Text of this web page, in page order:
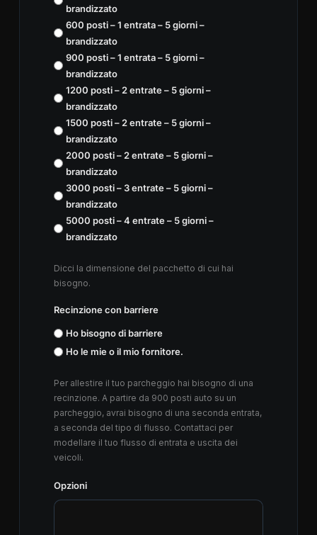
brandizzato
600 posti – 1 entrata – 5 giorni –
brandizzato
900 posti – 1 entrata – 5 giorni –
brandizzato
1200 posti – 2 entrate – 5 giorni –
brandizzato
1500 posti – 2 entrate – 5 giorni –
brandizzato
2000 posti – 2 entrate – 5 giorni –
brandizzato
3000 posti – 3 entrate – 5 giorni –
brandizzato
5000 posti – 4 entrate – 5 giorni –
brandizzato
Dicci la dimensione del pacchetto di cui hai
bisogno.
Recinzione con barriere
Ho bisogno di barriere
Ho le mie o il mio fornitore.
Per allestire il tuo parcheggio hai bisogno di una
recinzione. A partire da 900 posti auto su un
parcheggio, avrai bisogno di una seconda entrata,
a seconda del tipo di flusso. Contattaci per
modellare il tuo flusso di entrata e uscita dei
veicoli.
Opzioni